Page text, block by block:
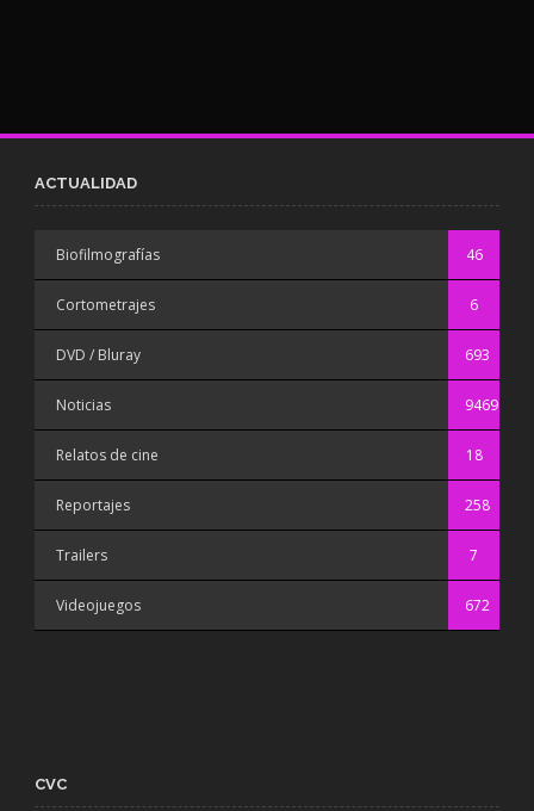
ACTUALIDAD
Biofilmografías 46
Cortometrajes 6
DVD / Bluray 693
Noticias 9469
Relatos de cine 18
Reportajes 258
Trailers 7
Videojuegos 672
CVC